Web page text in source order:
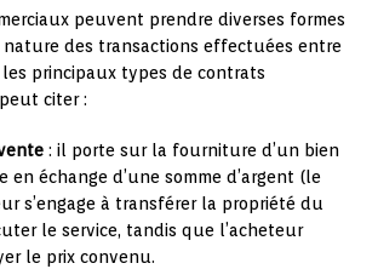
peuvent prendre diverses formes
des transactions effectuées entre
les principaux types de contrats
citer :
: il porte sur la fourniture d’un bien
en échange d’une somme d’argent (le
s’engage à transférer la propriété du
le service, tandis que l’acheteur
le prix convenu.